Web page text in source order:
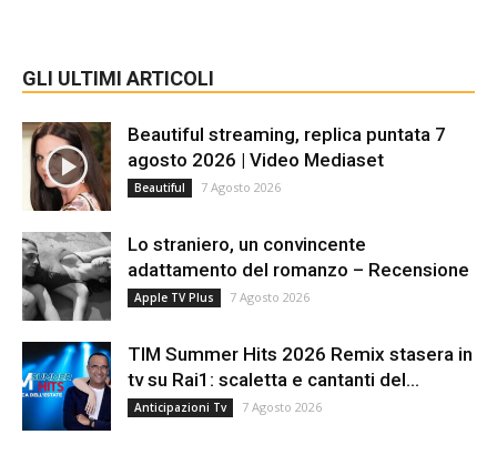
GLI ULTIMI ARTICOLI
Beautiful streaming, replica puntata 7
agosto 2026 | Video Mediaset
Beautiful 7 Agosto 2026
Lo straniero, un convincente
adattamento del romanzo – Recensione
Apple TV Plus 7 Agosto 2026
TIM Summer Hits 2026 Remix stasera in
tv su Rai1: scaletta e cantanti del...
Anticipazioni Tv 7 Agosto 2026